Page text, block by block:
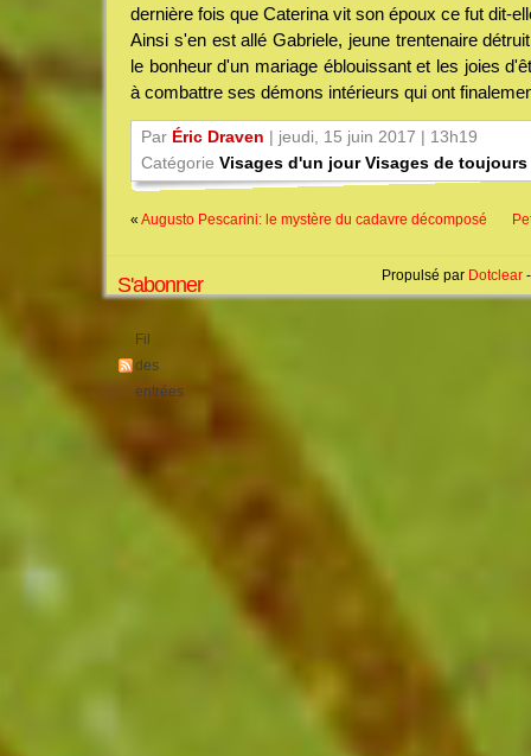
dernière fois que Caterina vit son époux ce fut dit-
Ainsi s'en est allé Gabriele, jeune trentenaire
le bonheur d'un mariage éblouissant et les joies
à combattre ses démons intérieurs qui ont
Par Éric Draven | jeudi, 15 juin 2017 | 13h19
Catégorie Visages d'un jour Visages de toujours
« Augusto Pescarini: le mystère du cadavre décomposé
S'abonner
Fil
des
entrées
Propulsé par Dotclear